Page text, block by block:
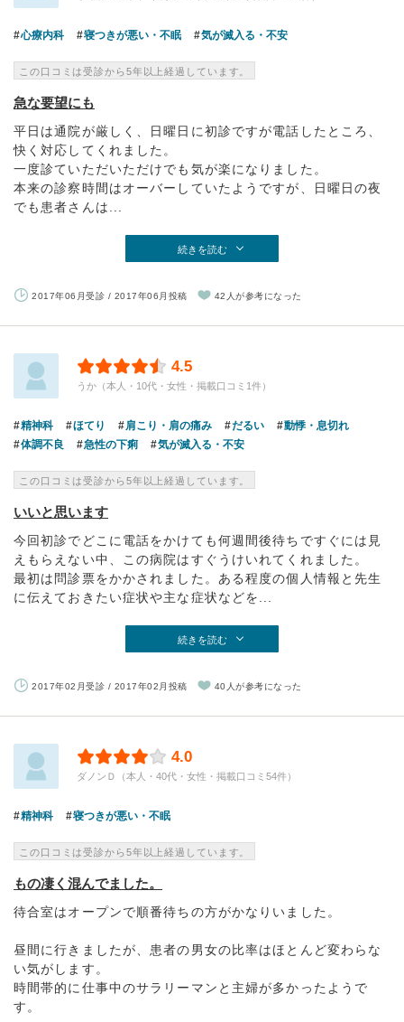
心療内科 寝つきが悪い・不眠 気が滅入る・不安
この口コミは受診から5年以上経過しています。
急な要望にも
平日は通院が厳しく、日曜日に初診ですが電話したところ、
快く対応してくれました。
一度診ていただいただけでも気が楽になりました。
本来の診察時間はオーバーしていたようですが、日曜日の夜
でも患者さんは...
続きを読む
2017年06月受診 / 2017年06月投稿 42人が参考になった
4.5
うか（本人・10代・女性・掲載口コミ1件）
精神科 ほてり 肩こり・肩の痛み だるい
動悸・息切れ
体調不良
急性の下痢 気が滅入る・不安
この口コミは受診から5年以上経過しています。
いいと思います
今回初診でどこに電話をかけても何週間後待ちですぐには見
えもらえない中、この病院はすぐうけいれてくれました。
最初は問診票をかかされました。ある程度の個人情報と先生
に伝えておきたい症状や主な症状などを...
続きを読む
2017年02月受診 / 2017年02月投稿 40人が参考になった
4.0
ダノンＤ（本人・40代・女性・掲載口コミ54件）
精神科 寝つきが悪い・不眠
この口コミは受診から5年以上経過しています。
もの凄く混んでました。
待合室はオープンで順番待ちの方がかなりいました。
昼間に行きましたが、患者の男女の比率はほとんど変わらな
い気がします。
時間帯的に仕事中のサラリーマンと主婦が多かったようで
す。